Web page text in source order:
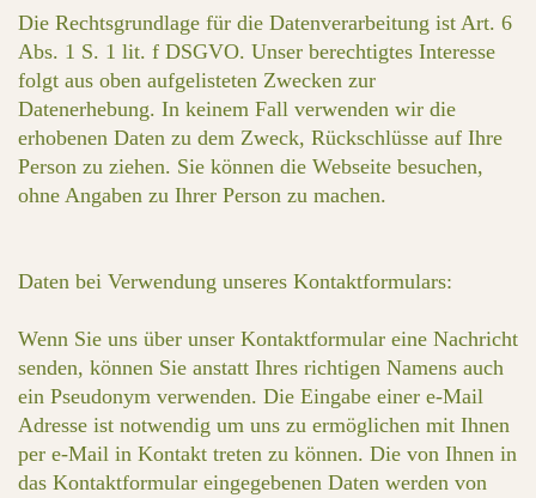
Die Rechtsgrundlage für die Datenverarbeitung ist Art. 6
Abs. 1 S. 1 lit. f DSGVO. Unser berechtigtes Interesse
folgt aus oben aufgelisteten Zwecken zur
Datenerhebung. In keinem Fall verwenden wir die
erhobenen Daten zu dem Zweck, Rückschlüsse auf Ihre
Person zu ziehen. Sie können die Webseite besuchen,
ohne Angaben zu Ihrer Person zu machen.
Daten bei Verwendung unseres Kontaktformulars:
Wenn Sie uns über unser Kontaktformular eine Nachricht
senden, können Sie anstatt Ihres richtigen Namens auch
ein Pseudonym verwenden. Die Eingabe einer e-Mail
Adresse ist notwendig um uns zu ermöglichen mit Ihnen
per e-Mail in Kontakt treten zu können. Die von Ihnen in
das Kontaktformular eingegebenen Daten werden von